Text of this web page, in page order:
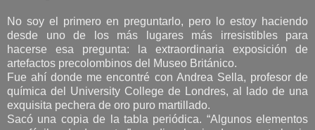
No soy el primero en preguntarlo, pero lo estoy haciendo
desde uno de los más lugares más irresistibles para
hacerse esa pregunta: la extraordinaria exposición de
artefactos precolombinos del Museo Británico.
Fue ahí donde me encontré con Andrea Sella, profesor de
química del University College de Londres, al lado de una
exquisita pechera de oro puro martillado.
Sacó una copia de la tabla periódica. “Algunos elementos